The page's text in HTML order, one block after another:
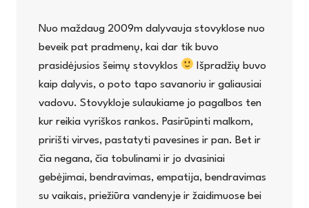
Nuo maždaug 2009m dalyvauja stovyklose nuo
beveik pat pradmenų, kai dar tik buvo
prasidėjusios šeimų stovyklos
Išpradžių buvo
kaip dalyvis, o poto tapo savanoriu ir galiausiai
vadovu. Stovykloje sulaukiame jo pagalbos ten
kur reikia vyriškos rankos. Pasirūpinti malkom,
pririšti virves, pastatyti pavesines ir pan. Bet ir
čia negana, čia tobulinami ir jo dvasiniai
gebėjimai, bendravimas, empatija, bendravimas
su vaikais, priežiūra vandenyje ir žaidimuose bei